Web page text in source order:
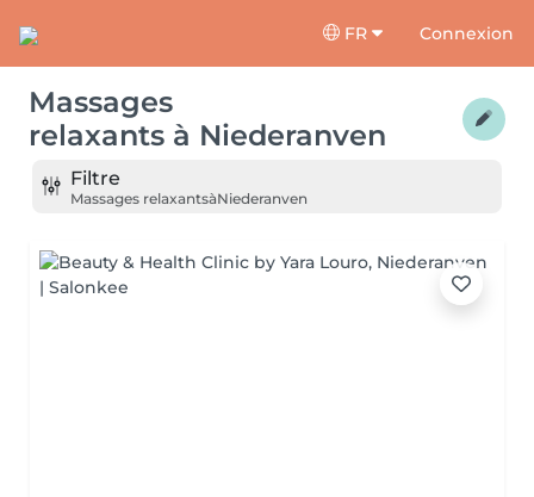
FR Connexion
Massages
relaxants à Niederanven
Filtre
Massages relaxantsàNiederanven